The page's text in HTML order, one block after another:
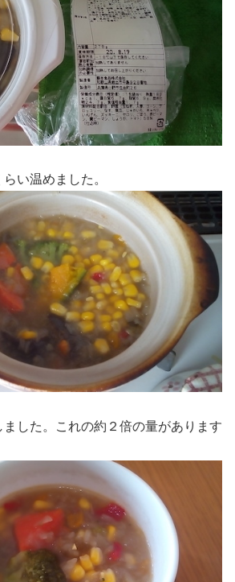
い温めました。
した。これの約２倍の量があります